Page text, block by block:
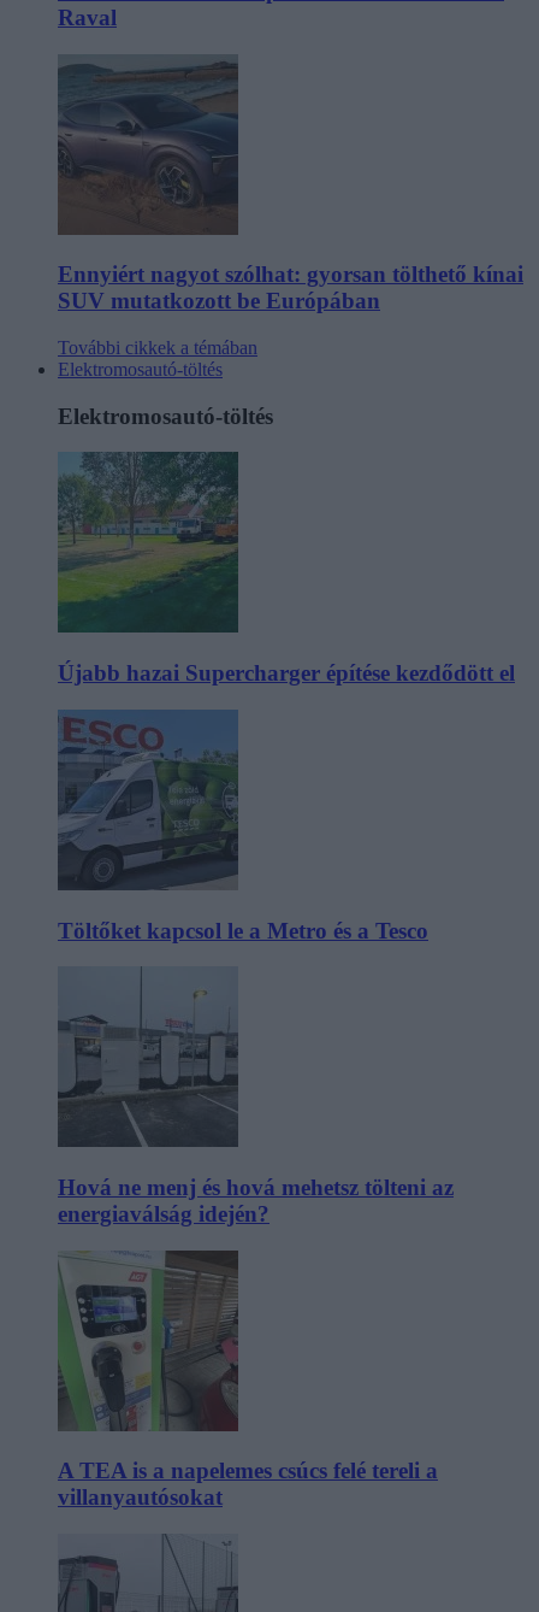
Raval
Ennyiért nagyot szólhat: gyorsan tölthető kínai
SUV mutatkozott be Európában
További cikkek a témában
Elektromosautó-töltés
Elektromosautó-töltés
Újabb hazai Supercharger építése kezdődött el
Töltőket kapcsol le a Metro és a Tesco
Hová ne menj és hová mehetsz tölteni az
energiaválság idején?
A TEA is a napelemes csúcs felé tereli a
villanyautósokat